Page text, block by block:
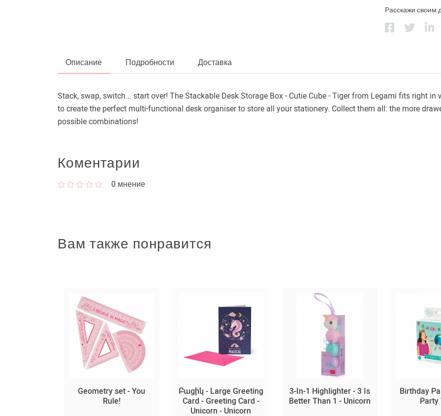
Расскажи своим
Описание Подробности Доставка
Stack, swap, switch... start over! The Stackable Desk Storage Box - Cutie Cube - Tiger from Legami fits right in
to create the perfect multi-functional desk organiser to store all your stationery. Collect them all: the more
possible combinations!
Коментарии
0 мнение
Вам также понравится
Geometry set - You
Rule!
Բացիկ - Large Greeting
Card - Greeting Card -
Unicorn - Unicorn
3-In-1 Highlighter - 3 Is
Better Than 1 - Unicorn
Birthday
Party